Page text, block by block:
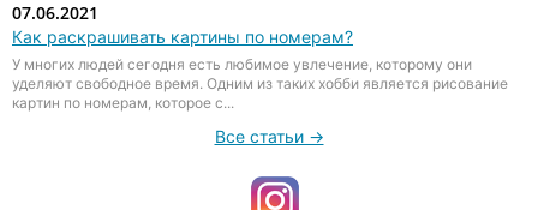
07.06.2021
Как раскрашивать картины по номерам?
У многих людей сегодня есть любимое увлечение, которому они
уделяют свободное время. Одним из таких хобби является рисование
картин по номерам, которое с...
Все статьи →